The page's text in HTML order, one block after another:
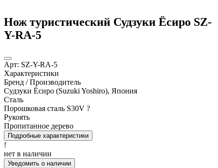
Нож туристический Судзуки Ёсиро SZ-
Y-RA-5
Арт: SZ-Y-RA-5
Характеристики
Бренд / Производитель
Судзуки Ёсиро (Suzuki Yoshiro), Япония
Сталь
Порошковая сталь S30V ?
Рукоять
Пропитанное дерево
Подробные характеристики
!
нет в наличии
Уведомить о наличии